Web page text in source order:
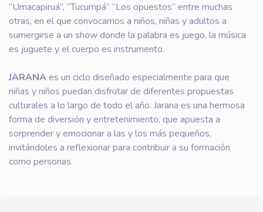
“Umacapiruá”, “Tucumpá” “Los opuestos” entre muchas
otras, en el que convocamos a niños, niñas y adultos a
sumergirse a un show donde la palabra es juego, la música
es juguete y el cuerpo es instrumento.
JARANAes un ciclo diseñado especialmente para que
niñas y niños puedan disfrutar de diferentes propuestas
culturales a lo largo de todo el año. Jarana es una hermosa
forma de diversión y entretenimiento, que apuesta a
sorprender y emocionar a las y los más pequeños,
invitándoles a reflexionar para contribuir a su formación
como personas.